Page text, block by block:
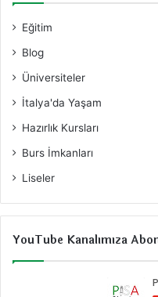
Eğitim
Blog
Üniversiteler
İtalya'da Yaşam
Hazırlık Kursları
Burs İmkanları
Liseler
YouTube Kanalımıza